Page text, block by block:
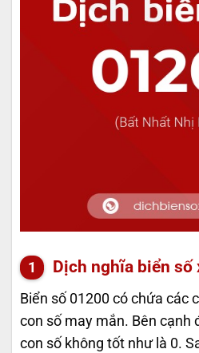
Dịch nghĩa biển số
Biển số 01200 có chứa các
con số may mắn. Bên cạnh
con số không tốt như là 0.